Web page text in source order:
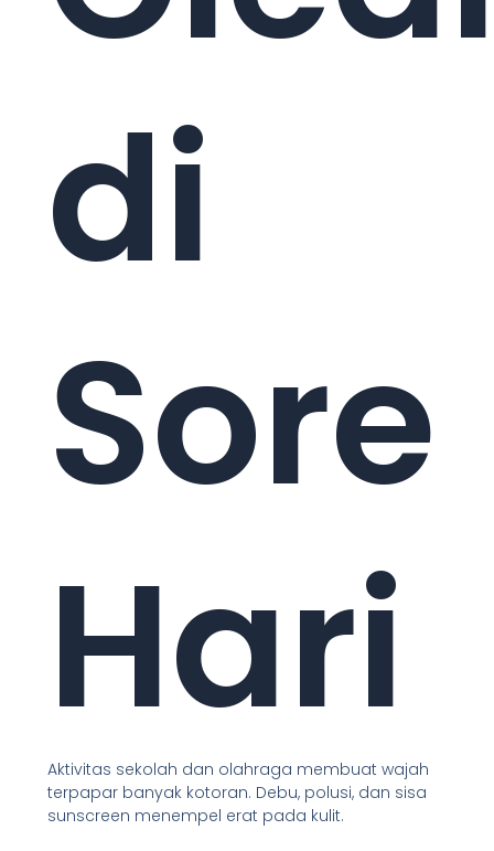
di
Sore
Hari
Aktivitas sekolah dan olahraga membuat wajah
terpapar banyak kotoran. Debu, polusi, dan sisa
sunscreen menempel erat pada kulit.